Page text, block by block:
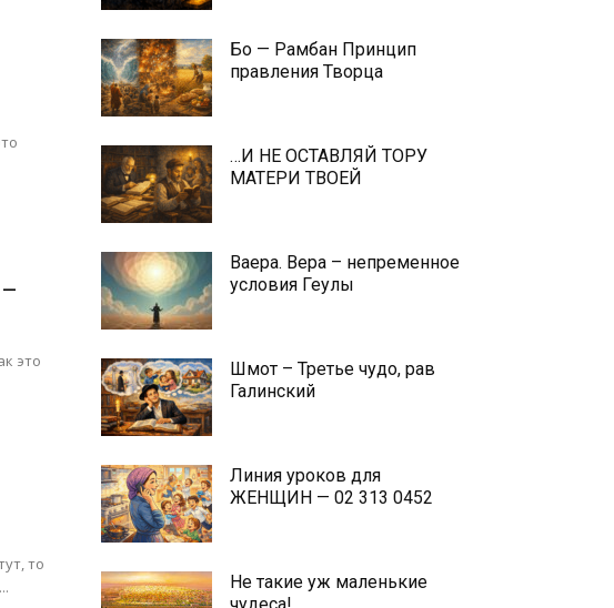
это
то
Бо — Рамбан Принцип
правления Творца
…И НЕ ОСТАВЛЯЙ ТОРУ
МАТЕРИ ТВОЕЙ
Ваера. Вера – непременное
условия Геулы
Шмот – Третье чудо, рав
Галинский
Линия уроков для
ЖЕНЩИН — 02 313 0452
Не такие уж маленькие